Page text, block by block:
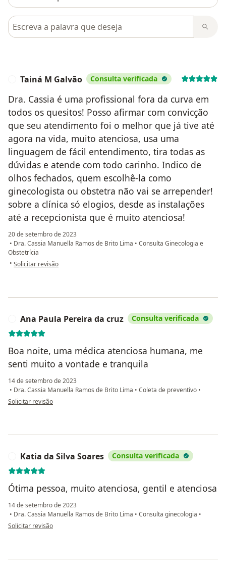
Pesquisar em opiniões
Tainá M Galvão Consulta verificada
Dra. Cassia é uma profissional fora da curva em
todos os quesitos! Posso afirmar com convicção
que seu atendimento foi o melhor que já tive até
agora na vida, muito atenciosa, usa uma
linguagem de fácil entendimento, tira todas as
dúvidas e atende com todo carinho. Indico de
olhos fechados, quem escolhê-la como
ginecologista ou obstetra não vai se arrepender!
sobre a clínica só elogios, desde as instalações
até a recepcionista que é muito atenciosa!
20 de setembro de 2023
• Dra. Cassia Manuella Ramos de Brito Lima • Consulta Ginecologia e
Obstetrícia
• na opinião do utilizador Tainá M Galvão
Solicitar revisão
Ana Paula Pereira da cruz Consulta verificada
Boa noite, uma médica atenciosa humana, me
senti muito a vontade e tranquila
14 de setembro de 2023
• Dra. Cassia Manuella Ramos de Brito Lima • Coleta de preventivo •
na opinião do utilizador Ana Paula Pereira da cruz
Solicitar revisão
Katia da Silva Soares Consulta verificada
Ótima pessoa, muito atenciosa, gentil e atenciosa
14 de setembro de 2023
• Dra. Cassia Manuella Ramos de Brito Lima • Consulta ginecologia •
na opinião do utilizador Katia da Silva Soares
Solicitar revisão